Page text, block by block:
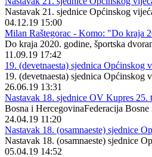
Nastavak 21. sjednice Općinskog
04.12.19 15:00
Milan Raštegorac - Komo: "Do kraja
Do kraja 2020. godine, športska
11.09.19 17:42
19. (devetnaesta) sjednica Općinskog
19. (devetnaesta) sjednica
26.06.19 13:31
Nastavak 18. sjednice OV Kupres 25.
Bosna i HercegovinaFederacija
24.04.19 11:20
Nastavak 18. (osamnaeste) sjednice
Nastavak 18. (osamnaeste) sjednice
05.04.19 14:52